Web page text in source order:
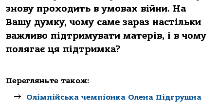
знову проходить в умовах війни. На
Вашу думку, чому саме зараз настільки
важливо підтримувати матерів, і в чому
полягає ця підтримка?
Перегляньте також:
Олімпійська чемпіонка Олена Підгрушна